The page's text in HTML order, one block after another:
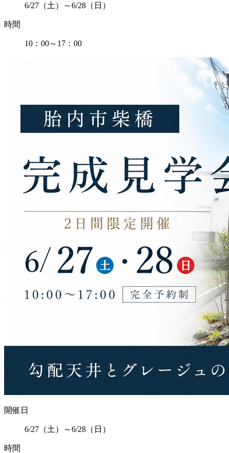
6/27（土）～6/28（日）
時間
10：00～17：00
開催日
6/27（土）～6/28（日）
時間